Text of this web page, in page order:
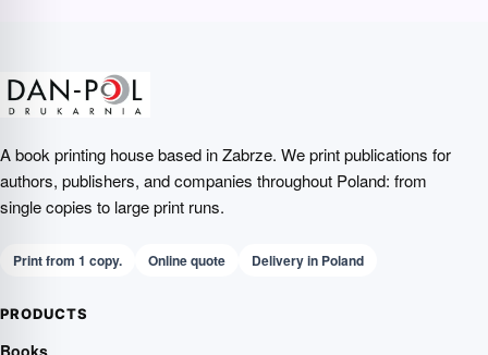
A book printing house based in Zabrze. We print publications for
authors, publishers, and companies throughout Poland: from
single copies to large print runs.
Print from 1 copy. Online quote Delivery in Poland
PRODUCTS